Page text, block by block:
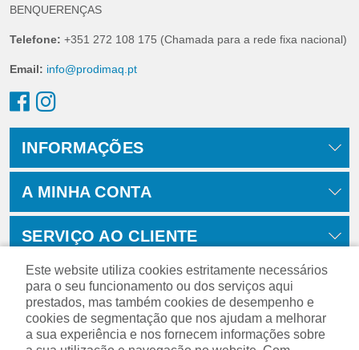
BENQUERENÇAS
Telefone: +351 272 108 175 (Chamada para a rede fixa nacional)
Email: info@prodimaq.pt
INFORMAÇÕES
A MINHA CONTA
SERVIÇO AO CLIENTE
Este website utiliza cookies estritamente necessários
para o seu funcionamento ou dos serviços aqui
prestados, mas também cookies de desempenho e
cookies de segmentação que nos ajudam a melhorar
a sua experiência e nos fornecem informações sobre